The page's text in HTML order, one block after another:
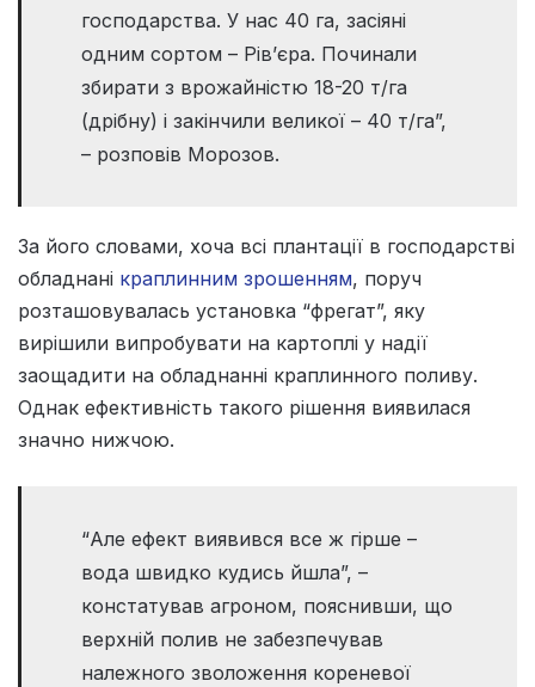
господарства. У нас 40 га, засіяні
одним сортом – Рів’єра. Починали
збирати з врожайністю 18-20 т/га
(дрібну) і закінчили великої – 40 т/га”,
– розповів Морозов.
За його словами, хоча всі плантації в господарстві
обладнані краплинним зрошенням, поруч
розташовувалась установка “фрегат”, яку
вирішили випробувати на картоплі у надії
заощадити на обладнанні краплинного поливу.
Однак ефективність такого рішення виявилася
значно нижчою.
“Але ефект виявився все ж гірше –
вода швидко кудись йшла”, –
констатував агроном, пояснивши, що
верхній полив не забезпечував
належного зволоження кореневої